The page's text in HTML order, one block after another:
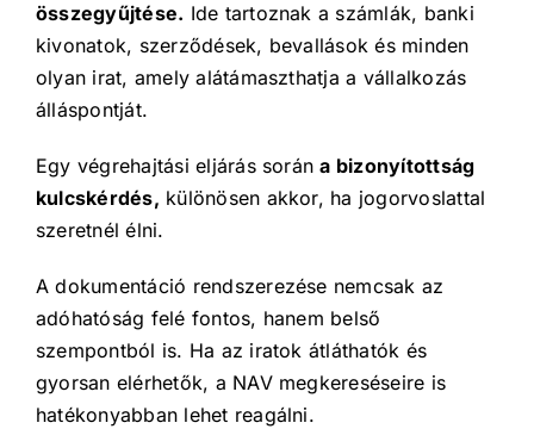
összegyűjtése. Ide tartoznak a számlák, banki
kivonatok, szerződések, bevallások és minden
olyan irat, amely alátámaszthatja a vállalkozás
álláspontját.
Egy végrehajtási eljárás sorána bizonyítottság
kulcskérdés, különösen akkor, ha jogorvoslattal
szeretnél élni.
A dokumentáció rendszerezése nemcsak az
adóhatóság felé fontos, hanem belső
szempontból is. Ha az iratok átláthatók és
gyorsan elérhetők, a NAV megkereséseire is
hatékonyabban lehet reagálni.